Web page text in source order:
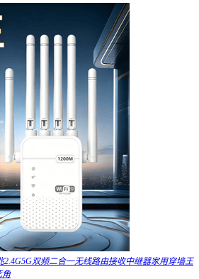
双频二合一无线路由接收中继器家用穿墙王
角